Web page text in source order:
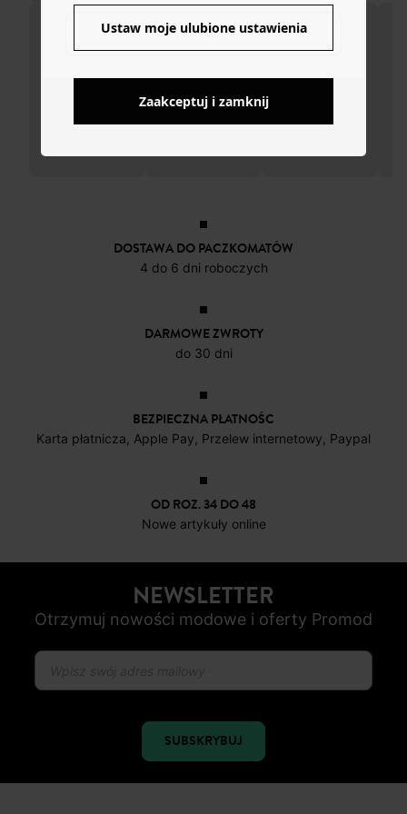
NO
DOSTAWA DO PACZKOMATÓW
4 do 6 dni roboczych
DARMOWE ZWROTY
do 30 dni
BEZPIECZNA PŁATNOŚC
Karta płatnicza, Apple Pay, Przelew internetowy, Paypal
OD ROZ. 34 DO 48
Nowe artykuły online
NEWSLETTER
Otrzymuj nowości modowe i oferty Promod
SUBSKRYBUJ
Ustaw moje ulubione ustawienia
Zaakceptuj i zamknij